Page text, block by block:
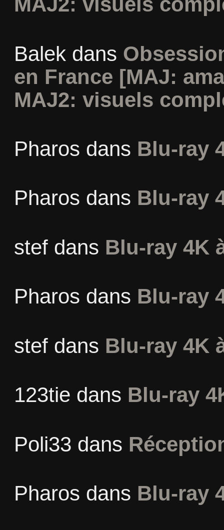
Balekdans
en France [MAJ:
MAJ2: visuels
Pharos dans Blu-ray
Pharos dans Blu-ray
stefdans Blu-ray 4K
Pharos dans Blu-ray
stefdans Blu-ray 4K
123tie dans Blu-ray
Poli33 dans
Pharos dans Blu-ray